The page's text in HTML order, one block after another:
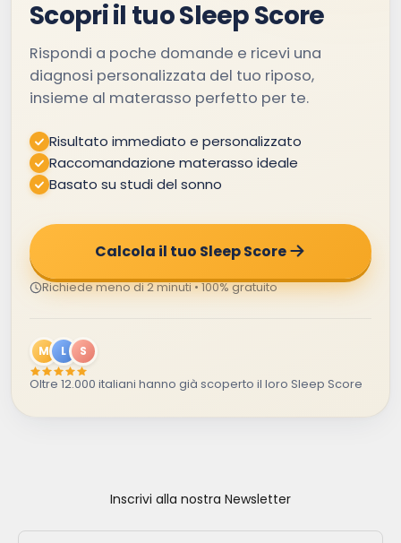
Scopri il tuo Sleep Score
Rispondi a poche domande e ricevi una
diagnosi personalizzata del tuo riposo,
insieme al materasso perfetto per te.
Risultato immediato e personalizzato
Raccomandazione materasso ideale
Basato su studi del sonno
Calcola il tuo Sleep Score
Richiede meno di 2 minuti • 100% gratuito
M L S
Oltre 12.000 italiani hanno già scoperto il loro Sleep Score
Inscrivi alla nostra Newsletter